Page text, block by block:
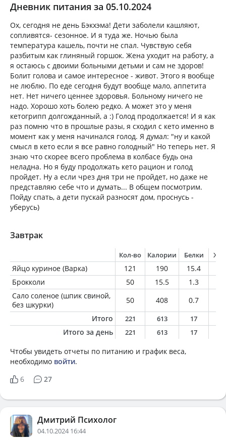
Дневник питания за 05.10.2024
Ох, сегодня не день Бэкхэма! Дети заболели кашляют,
сопливятся- сезонное. И я туда же. Ночью была
температура кашель, почти не спал. Чувствую себя
разбитым как глиняный горшок. Жена уходит на работу, а
я остаюсь с двоими больными детьми и сам не здоров!
Болит голова и самое интересное - живот. Этого я вообще
не люблю. По еде сегодня будут вообще мало, аппетита
нет. Нет ничего ценнее здоровья. Больному ничего не
надо. Хорошо хоть болею редко. А может это у меня
кетогрипп долгожданный, а :) Голод продолжается! И я как
раз помню что в прошлые разы, я сходил с кето именно в
момент как у меня начинался голод. Я думал: "ну и какой
смысл в кето если я все равно голодный" Но теперь нет. Я
знаю что скорее всего проблема в колбасе будь она
неладна. Но я буду продолжать кето рацион и голод
пройдет. Ну а если чрез дня три не пройдет, но даже не
представляю себе что и думать... В общем посмотрим.
Пойду спать, а дети пускай разносят дом, проснусь -
уберусь)
Завтрак
Кол-во Калории Белки
Яйцо куриное (Варка) 121 190 15.4
Брокколи
50 15.5 1.3
Сало соленое (шпик свиной,
без шкурки)
50 408 0.7
Итого
221 613 17
Итого за день 221 613 17
Чтобы увидеть отчеты по питанию и график веса,
необходимо войти.
6
27
Дмитрий Психолог
04.10.2024 16:44